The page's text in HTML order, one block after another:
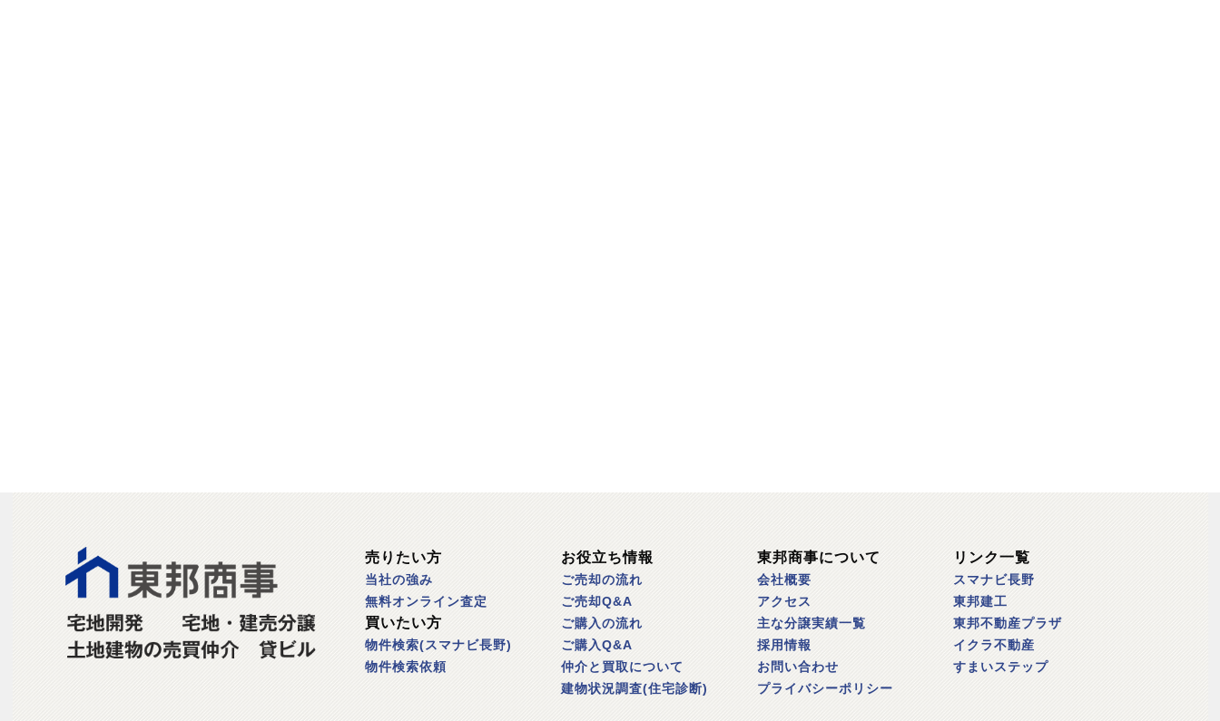
売りたい方
当社の強み
無料オンライン査定
買いたい方
物件検索(スマナビ長野)
物件検索依頼
お役立ち情報
ご売却の流れ
ご売却Q&A
ご購入の流れ
ご購入Q&A
仲介と買取について
建物状況調査(住宅診断)
東邦商事について
会社概要
アクセス
主な分譲実績一覧
採用情報
お問い合わせ
プライバシーポリシー
リンク一覧
スマナビ長野
東邦建工
東邦不動産プラザ
イクラ不動産
すまいステップ